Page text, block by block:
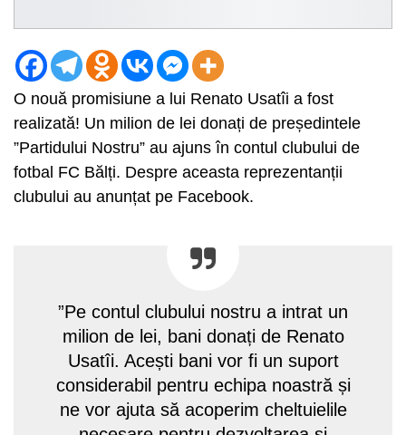
O nouă promisiune a lui Renato Usatîi a fost
realizată! Un milion de lei donați de președintele
”Partidului Nostru” au ajuns în contul clubului de
fotbal FC Bălți. Despre aceasta reprezentanții
clubului au anunțat pe Facebook.
”Pe contul clubului nostru a intrat un
milion de lei, bani donați de Renato
Usatîi. Acești bani vor fi un suport
considerabil pentru echipa noastră și
ne vor ajuta să acoperim cheltuielile